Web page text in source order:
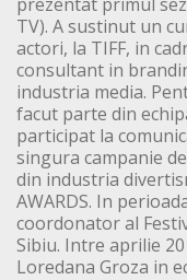
TV). A sustinut un
actori, la TIFF, in
consultant in
industria media.
facut parte din
participat la
singura campanie
din industria
AWARDS. In
coordonator al
Sibiu. Intre aprilie
Loredana Groza in